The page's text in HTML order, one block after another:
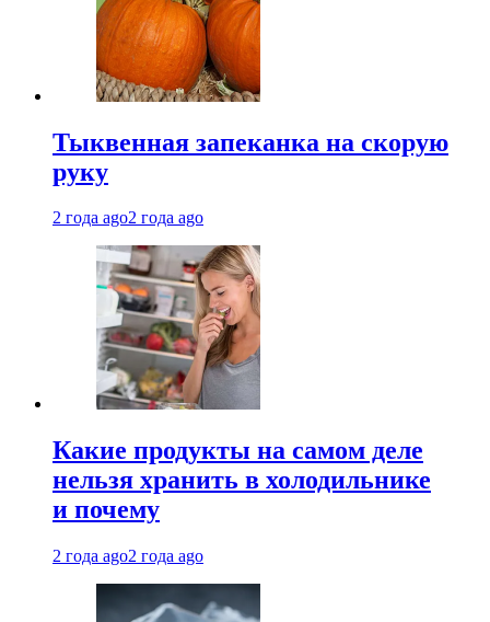
Тыквенная запеканка на скорую
руку
2 года ago2 года ago
Какие продукты на самом деле
нельзя хранить в холодильнике
и почему
2 года ago2 года ago